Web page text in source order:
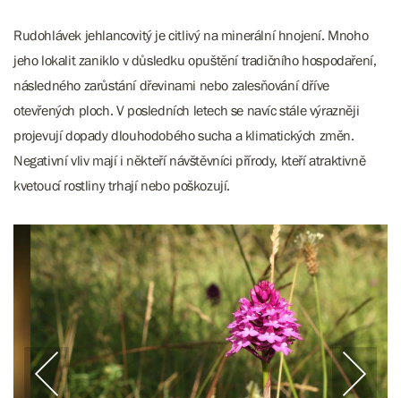
Rudohlávek jehlancovitý je citlivý na minerální hnojení. Mnoho
jeho lokalit zaniklo v důsledku opuštění tradičního hospodaření,
následného zarůstání dřevinami nebo zalesňování dříve
otevřených ploch. V posledních letech se navíc stále výrazněji
projevují dopady dlouhodobého sucha a klimatických změn.
Negativní vliv mají i někteří návštěvníci přírody, kteří atraktivně
kvetoucí rostliny trhají nebo poškozují.